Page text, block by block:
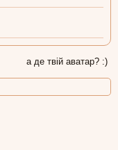
а де твій аватар? :)